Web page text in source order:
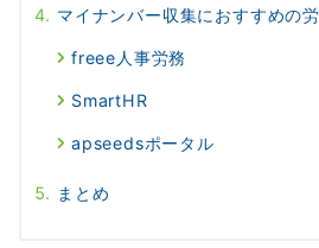
マイナンバー収集におすすめの
freee人事労務
SmartHR
apseedsポータル
まとめ